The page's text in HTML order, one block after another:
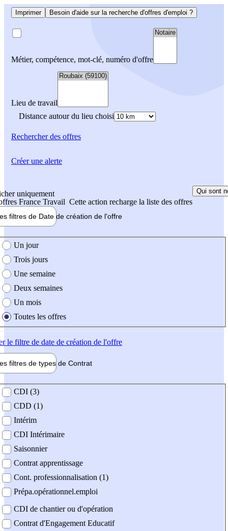
Imprimer Besoin d'aide sur la recherche d'offres d'emploi ?
Métier, compétence, mot-clé, numéro d'offre
Lieu de travail
Distance autour du lieu choisi
Rechercherdes offres
uniquement
France Travail Cette action recharge la liste des offres
Qui sont
filtres de Date de création de l'offre
création de l'offre
Un jour
Trois jours
Une semaine
Deux semaines
Un mois
Toutes les offres
le filtre de date de création de l'offre
filtres de types de Contrat
contrat
CDI (3)
CDD (1)
Intérim
CDI Intérimaire
Saisonnier
Contrat apprentissage
Cont. professionnalisation (1)
Prépa.opérationnel.emploi
CDI de chantier ou d'opération
Contrat d'Engagement Educatif
Créer une alerte